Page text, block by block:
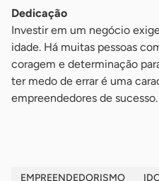
Dedicação
Investir em um negócio
idade. Há muitas pessoas
coragem e determinação
ter medo de errar é uma
empreendedores de sucesso.
EMPREENDEDORISMO